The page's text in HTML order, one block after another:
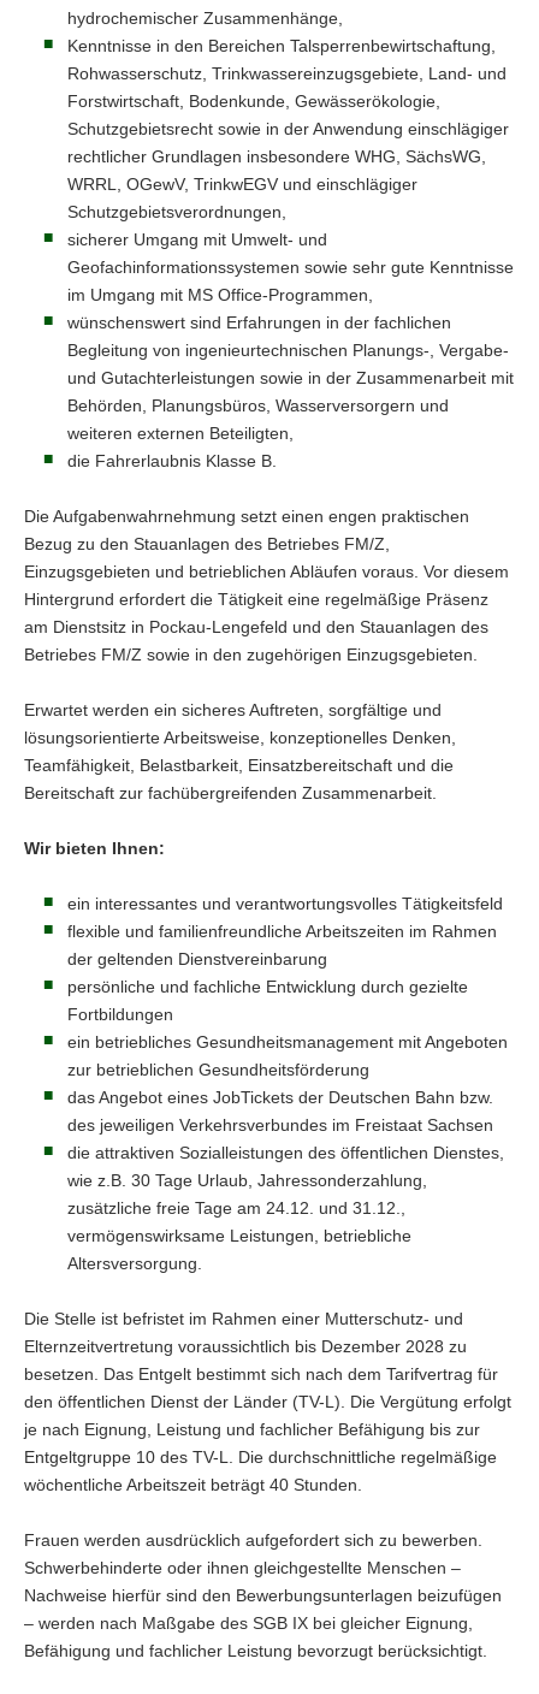
hydrochemischer Zusammenhänge,
Kenntnisse in den Bereichen Talsperrenbewirtschaftung,
Rohwasserschutz, Trinkwassereinzugsgebiete, Land- und
Forstwirtschaft, Bodenkunde, Gewässerökologie,
Schutzgebietsrecht sowie in der Anwendung einschlägiger
rechtlicher Grundlagen insbesondere WHG, SächsWG,
WRRL, OGewV, TrinkwEGV und einschlägiger
Schutzgebietsverordnungen,
sicherer Umgang mit Umwelt- und
Geofachinformationssystemen sowie sehr gute Kenntnisse
im Umgang mit MS Office-Programmen,
wünschenswert sind Erfahrungen in der fachlichen
Begleitung von ingenieurtechnischen Planungs-, Vergabe-
und Gutachterleistungen sowie in der Zusammenarbeit mit
Behörden, Planungsbüros, Wasserversorgern und
weiteren externen Beteiligten,
die Fahrerlaubnis Klasse B.
Die Aufgabenwahrnehmung setzt einen engen praktischen
Bezug zu den Stauanlagen des Betriebes FM/Z,
Einzugsgebieten und betrieblichen Abläufen voraus. Vor diesem
Hintergrund erfordert die Tätigkeit eine regelmäßige Präsenz
am Dienstsitz in Pockau-Lengefeld und den Stauanlagen des
Betriebes FM/Z sowie in den zugehörigen Einzugsgebieten.
Erwartet werden ein sicheres Auftreten, sorgfältige und
lösungsorientierte Arbeitsweise, konzeptionelles Denken,
Teamfähigkeit, Belastbarkeit, Einsatzbereitschaft und die
Bereitschaft zur fachübergreifenden Zusammenarbeit.
Wir bieten Ihnen:
ein interessantes und verantwortungsvolles Tätigkeitsfeld
flexible und familienfreundliche Arbeitszeiten im Rahmen
der geltenden Dienstvereinbarung
persönliche und fachliche Entwicklung durch gezielte
Fortbildungen
ein betriebliches Gesundheitsmanagement mit Angeboten
zur betrieblichen Gesundheitsförderung
das Angebot eines JobTickets der Deutschen Bahn bzw.
des jeweiligen Verkehrsverbundes im Freistaat Sachsen
die attraktiven Sozialleistungen des öffentlichen Dienstes,
wie z.B. 30 Tage Urlaub, Jahressonderzahlung,
zusätzliche freie Tage am 24.12. und 31.12.,
vermögenswirksame Leistungen, betriebliche
Altersversorgung.
Die Stelle ist befristet im Rahmen einer Mutterschutz- und
Elternzeitvertretung voraussichtlich bis Dezember 2028 zu
besetzen. Das Entgelt bestimmt sich nach dem Tarifvertrag für
den öffentlichen Dienst der Länder (TV-L). Die Vergütung erfolgt
je nach Eignung, Leistung und fachlicher Befähigung bis zur
Entgeltgruppe 10 des TV-L. Die durchschnittliche regelmäßige
wöchentliche Arbeitszeit beträgt 40 Stunden.
Frauen werden ausdrücklich aufgefordert sich zu bewerben.
Schwerbehinderte oder ihnen gleichgestellte Menschen –
Nachweise hierfür sind den Bewerbungsunterlagen beizufügen
– werden nach Maßgabe des SGB IX bei gleicher Eignung,
Befähigung und fachlicher Leistung bevorzugt berücksichtigt.